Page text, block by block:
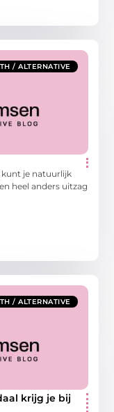
/ ALTERNATIVE
kunt je natuurlijk
heel anders uitzag
/ ALTERNATIVE
krijg je bij